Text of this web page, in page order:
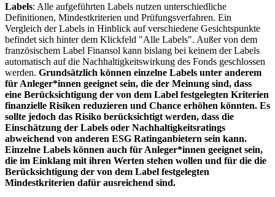
Labels: Alle aufgeführten Labels nutzen unterschiedliche
Definitionen, Mindestkriterien und Prüfungsverfahren. Ein
Vergleich der Labels in Hinblick auf verschiedene Gesichtspunkte
befindet sich hinter dem Klickfeld "Alle Labels". Außer von dem
französischem Label Finansol kann bislang bei keinem der Labels
automatisch auf die Nachhaltigkeitswirkung des Fonds geschlossen
werden. Grundsätzlich können einzelne Labels unter anderem
für Anleger*innen geeignet sein, die der Meinung sind, dass
eine Berücksichtigung der von dem Label festgelegten Kriterien
finanzielle Risiken reduzieren und Chance erhöhen könnten. Es
sollte jedoch das Risiko berücksichtigt werden, dass die
Einschätzung der Labels oder Nachhaltigkeitsratings
abweichend von anderen ESG Ratinganbietern sein kann.
Einzelne Labels können auch für Anleger*innen geeignet sein,
die im Einklang mit ihren Werten stehen wollen und für die die
Berücksichtigung der von dem Label festgelegten
Mindestkriterien dafür ausreichend sind.